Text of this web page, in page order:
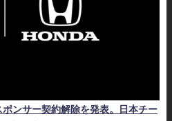
ンサー契約解除を発表。日本チー